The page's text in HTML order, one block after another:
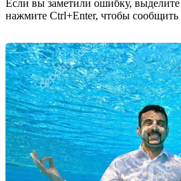
Если вы заметили ошибку,
нажмите Ctrl+Enter, чтобы сообщить